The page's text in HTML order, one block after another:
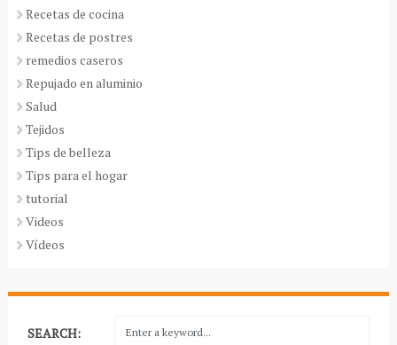
Recetas de cocina
Recetas de postres
remedios caseros
Repujado en aluminio
Salud
Tejidos
Tips de belleza
Tips para el hogar
tutorial
Videos
Vídeos
SEARCH: